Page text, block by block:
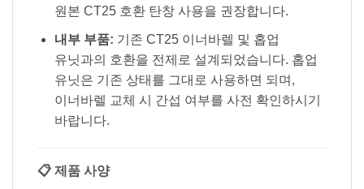
원본 CT25 호환 탄창 사용을 권장합니다.
내부 부품: 기존 CT25 이너바렐 및 홉업
유닛과의 호환을 전제로 설계되었습니다. 홉업
유닛은 기존 상태를 그대로 사용하면 되며,
이너바렐 교체 시 간섭 여부를 사전 확인하시기
바랍니다.
📋 제품 사양